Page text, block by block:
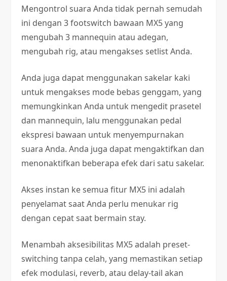
Mengontrol suara Anda tidak pernah semudah
ini dengan 3 footswitch bawaan MX5 yang
mengubah 3 mannequin atau adegan,
mengubah rig, atau mengakses setlist Anda.
Anda juga dapat menggunakan sakelar kaki
untuk mengakses mode bebas genggam, yang
memungkinkan Anda untuk mengedit prasetel
dan mannequin, lalu menggunakan pedal
ekspresi bawaan untuk menyempurnakan
suara Anda. Anda juga dapat mengaktifkan dan
menonaktifkan beberapa efek dari satu sakelar.
Akses instan ke semua fitur MX5 ini adalah
penyelamat saat Anda perlu menukar rig
dengan cepat saat bermain stay.
Menambah aksesibilitas MX5 adalah preset-
switching tanpa celah, yang memastikan setiap
efek modulasi, reverb, atau delay-tail akan